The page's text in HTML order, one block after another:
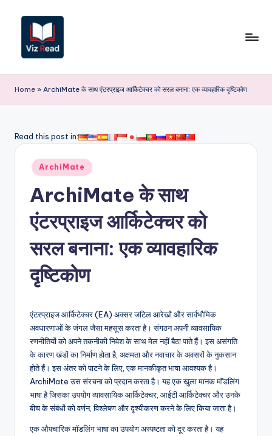
content
iz
R
a
a
-
A
I,
S
o
Home » ArchiMate के साथ एंटरप्राइज आर्किटेक्चर को सरल बनाना: एक व्यावहारिक दृष्टिकोण
Read this post in:
Posted
in
ArchiMate
ArchiMate के साथ
एंटरप्राइज आर्किटेक्चर को
सरल बनाना: एक व्यावहारिक
दृष्टिकोण
एंटरप्राइज आर्किटेक्चर (EA) अक्सर जटिल आरेखों और सार्वभौमिक
अवधारणाओं के जंगल जैसा महसूस करता है। संगठन अपनी व्यावसायिक
रणनीतियों को अपने तकनीकी निवेश के साथ मेल नहीं बैठा पाते हैं। इस असंगति
के कारण खंडों का निर्माण होता है, अक्षमता और नवाचार के अवसरों के नुकसान
होते हैं। इस अंतर को पाटने के लिए, एक मानकीकृत भाषा आवश्यक है।
ArchiMate उस संरचना को प्रदान करता है। यह एक खुला मानक मॉडलिंग
भाषा है जिसका उपयोग व्यावसायिक आर्किटेक्चर, आईटी आर्किटेक्चर और उनके
बीच के संबंधों को वर्णन, विश्लेषण और दृश्यीकरण करने के लिए किया जाता है।
एक औपचारिक मॉडलिंग भाषा का उपयोग अस्पष्टता को दूर करता है। यह